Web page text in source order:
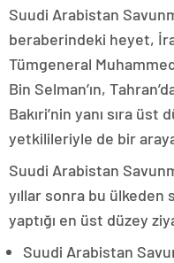
Suudi Arabistan
beraberindeki heyet,
Tümgeneral Muhammed
Bin Selman’ın,
Bakıri’nin yanı sıra
yetkilileriyle de bir
Suudi Arabistan
yıllar sonra bu ülkeden
yaptığı en üst düzey
Suudi Arabistan